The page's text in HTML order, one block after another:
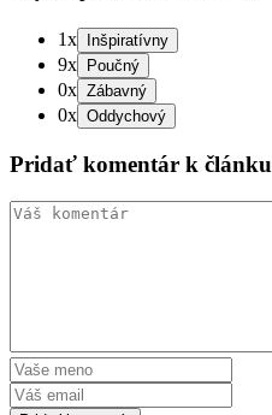
1x
9x
0x
0x
Pridať komentár k článku